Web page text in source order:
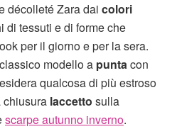
décolleté Zara dai colori
di tessuti e di forme che
per il giorno e per la sera.
modello a puntacon
qualcosa di più estroso
chiusura laccetto sulla
scarpe autunno inverno.